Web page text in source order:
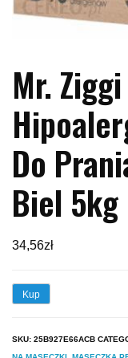
Mr.
Do
Biel 5kg
34,56zł
Kup
SKU: 25B927E66ACB